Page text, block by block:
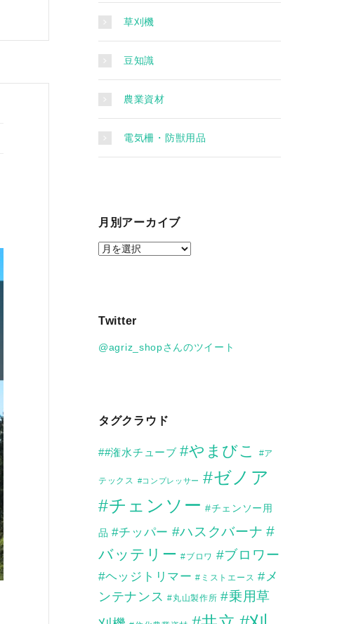
草刈機
豆知識
農業資材
電気柵・防獣用品
月別アーカイブ
月
イ
Twitter
@agriz_shopさんのツイート
タグクラウド
##潅水チューブ #やまびこ #ア
テックス #コンプレッサー #ゼノア
#チェンソー #チェンソー用
品 #チッパー #ハスクバーナ #
バッテリー #ブロワ #ブロワー
#ヘッジトリマー #ミストエース #メ
ンテナンス #丸山製作所 #乗用草